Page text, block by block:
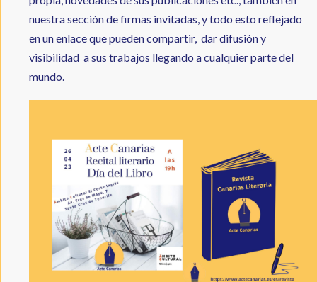
nuestra sección de firmas invitadas, y todo esto reflejado
en un enlace que pueden compartir, dar difusión y
visibilidad a sus trabajos llegando a cualquier parte del
mundo.